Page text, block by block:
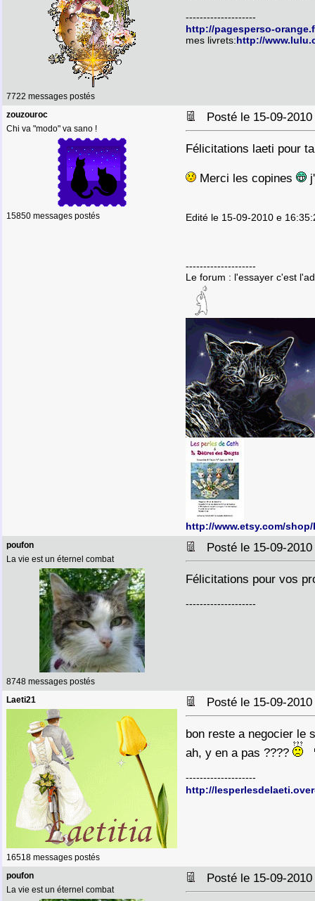
7722 messages postés
--------------------
http://pagesperso-
mes livrets:http://
zouzouroc
Chi va "modo" va sano !
15850 messages postés
Posté le 15-09-
Félicitations laeti pour
Merci les copines
Edité le 15-09-2010 e
--------------------
Le forum : l'essayer c'est
http://www.etsy.com/
poufon
La vie est un éternel combat
8748 messages postés
Posté le 15-09-
Félicitations pour vos
--------------------
Laeti21
16518 messages postés
Posté le 15-09-
bon reste a negocier le
ah, y en a pas ????
--------------------
http://
poufon
La vie est un éternel combat
Posté le 15-09-